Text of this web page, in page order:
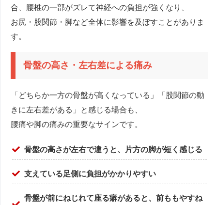
合、腰椎の一部がズレて神経への負担が強くなり、
お尻・股関節・脚など全体に影響を及ぼすことがありま
す。
骨盤の高さ・左右差による痛み
「どちらか一方の骨盤が高くなっている」「股関節の動
きに左右差がある」と感じる場合も、
腰痛や脚の痛みの重要なサインです。
骨盤の高さが左右で違うと、片方の脚が短く感じる
支えている足側に負担がかかりやすい
骨盤が前にねじれて座る癖があると、前ももやすね